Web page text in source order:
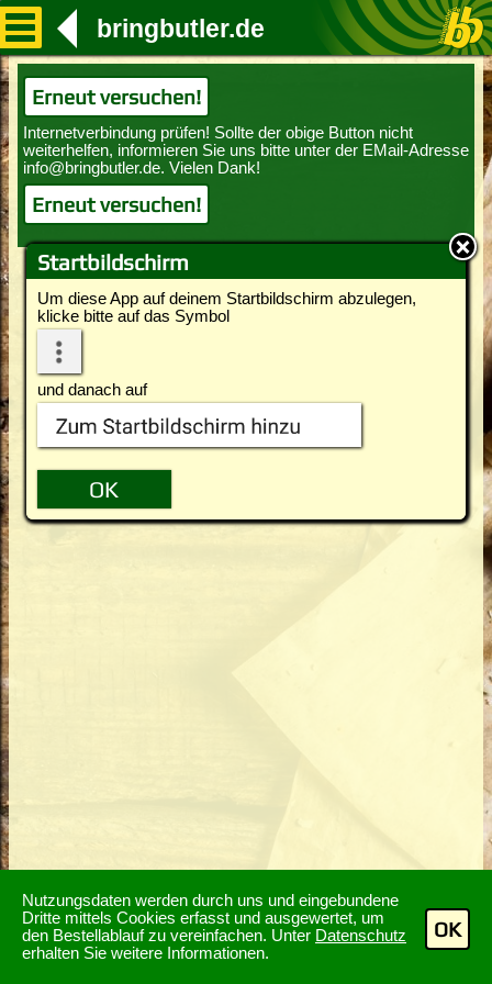
Nutzungsdaten werden durch uns und eingebundene
Dritte mittels Cookies erfasst und ausgewertet, um
den Bestellablauf zu vereinfachen. Unter Datenschutz
erhalten Sie weitere Informationen.
OK
Startbildschirm
Um diese App auf deinem Startbildschirm abzulegen,
klicke bitte auf das Symbol
und danach auf
bringbutler.de
Erneut versuchen!
Erneut versuchen!